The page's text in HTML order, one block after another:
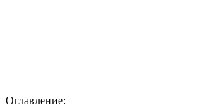
Оглавление: